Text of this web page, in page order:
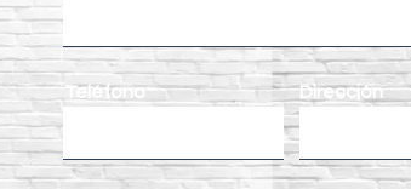
Teléfono Dirección